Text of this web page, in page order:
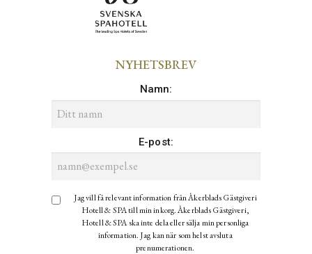
NYHETSBREV
Namn:
E-post:
Jag vill få relevant information från Åkerblads Gästgiveri
Hotell & SPA till min inkorg. Åkerblads Gästgiveri,
Hotell & SPA ska inte dela eller sälja min personliga
information. Jag kan när som helst avsluta
prenumerationen.